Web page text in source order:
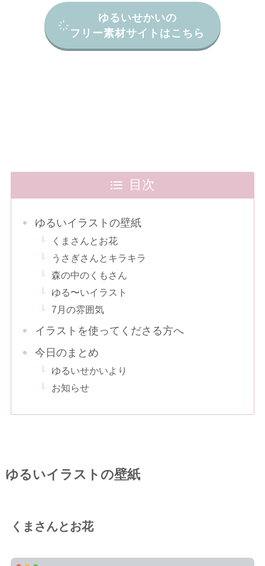
ゆるいせかいの
フリー素材サイトはこちら
目次
ゆるいイラストの壁紙
くまさんとお花
うさぎさんとキラキラ
森の中のくもさん
ゆる〜いイラスト
7月の雰囲気
イラストを使ってくださる方へ
今日のまとめ
ゆるいせかいより
お知らせ
ゆるいイラストの壁紙
くまさんとお花